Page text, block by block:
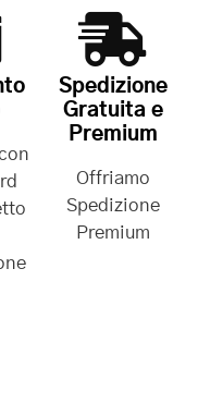
Spedizione
Gratuita e
Premium
Offriamo
Spedizione
Premium